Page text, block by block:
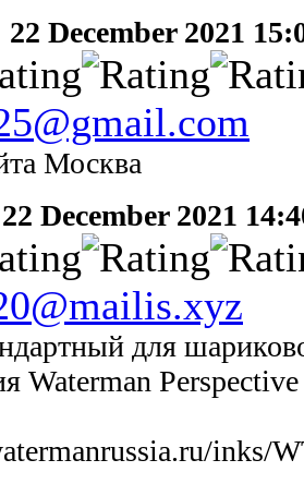
22 December 2021
Москва
December 2021
для
Waterman Perspective
inks/